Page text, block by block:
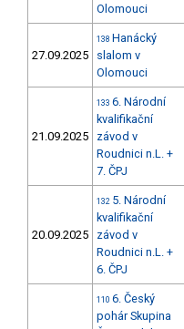
Olomouci
27.09.2025
138 Hanácký
slalom v
Olomouci
21.09.2025
133 6. Národní
kvalifikační
závod v
Roudnici n.L. +
7. ČPJ
20.09.2025
132 5. Národní
kvalifikační
závod v
Roudnici n.L. +
6. ČPJ
110 6. Český
pohár Skupina